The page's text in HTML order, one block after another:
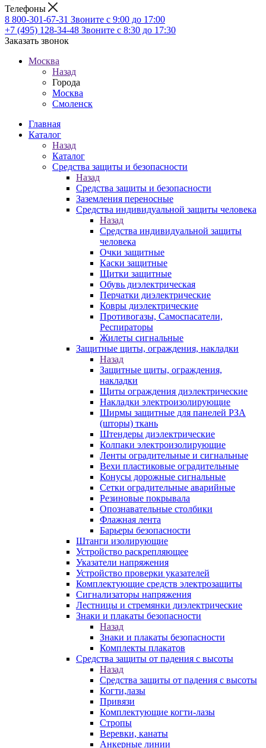
Телефоны
8 800-301-67-31 Звоните с 9:00 до 17:00
+7 (495) 128-34-48 Звоните с 8:30 до 17:30
Заказать звонок
Москва
Назад
Города
Москва
Смоленск
Главная
Каталог
Назад
Каталог
Средства защиты и безопасности
Назад
Средства защиты и безопасности
Заземления переносные
Средства индивидуальной защиты человека
Назад
Средства индивидуальной защиты
человека
Очки защитные
Каски защитные
Щитки защитные
Обувь диэлектрическая
Перчатки диэлектрические
Ковры диэлектрические
Противогазы, Самоспасатели,
Респираторы
Жилеты сигнальные
Защитные щиты, ограждения, накладки
Назад
Защитные щиты, ограждения,
накладки
Щиты ограждения диэлектрические
Накладки электроизолирующие
Ширмы защитные для панелей РЗА
(шторы) ткань
Штендеры диэлектрические
Колпаки электроизолирующие
Ленты оградительные и сигнальные
Вехи пластиковые оградительные
Конусы дорожные сигнальные
Сетки оградительные аварийные
Резиновые покрывала
Опознавательные столбики
Флажная лента
Барьеры безопасности
Штанги изолирующие
Устройство раскрепляющее
Указатели напряжения
Устройство проверки указателей
Комплектующие средств электрозащиты
Сигнализаторы напряжения
Лестницы и стремянки диэлектрические
Знаки и плакаты безопасности
Назад
Знаки и плакаты безопасности
Комплекты плакатов
Средства защиты от падения с высоты
Назад
Средства защиты от падения с высоты
Когти,лазы
Привязи
Комплектующие когти-лазы
Стропы
Веревки, канаты
Анкерные линии